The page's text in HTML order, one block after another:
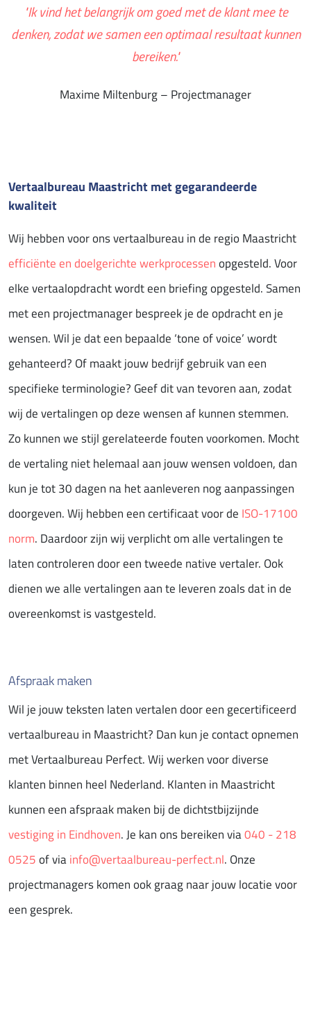
"Ik vind het belangrijk om goed met de klant mee te
denken, zodat we samen een optimaal resultaat kunnen
bereiken."
Maxime Miltenburg – Projectmanager
Vertaalbureau Maastricht met gegarandeerde
kwaliteit
Wij hebben voor ons vertaalbureau in de regio Maastricht
efficiënte en doelgerichte werkprocessenopgesteld. Voor
elke vertaalopdracht wordt een briefing opgesteld. Samen
met een projectmanager bespreek je de opdracht en je
wensen. Wil je dat een bepaalde ‘tone of voice’ wordt
gehanteerd? Of maakt jouw bedrijf gebruik van een
specifieke terminologie? Geef dit van tevoren aan, zodat
wij de vertalingen op deze wensen af kunnen stemmen.
Zo kunnen we stijl gerelateerde fouten voorkomen. Mocht
de vertaling niet helemaal aan jouw wensen voldoen, dan
kun je tot 30 dagen na het aanleveren nog aanpassingen
doorgeven. Wij hebben een certificaat voor de ISO-17100
norm. Daardoor zijn wij verplicht om alle vertalingen te
laten controleren door een tweede native vertaler. Ook
dienen we alle vertalingen aan te leveren zoals dat in de
overeenkomst is vastgesteld.
Afspraak maken
Wil je jouw teksten laten vertalen door een gecertificeerd
vertaalbureau in Maastricht? Dan kun je contact opnemen
met Vertaalbureau Perfect. Wij werken voor diverse
klanten binnen heel Nederland. Klanten in Maastricht
kunnen een afspraak maken bij de dichtstbijzijnde
vestiging in Eindhoven. Je kan ons bereiken via040 - 218
0525of viainfo@vertaalbureau-perfect.nl. Onze
projectmanagers komen ook graag naar jouw locatie voor
een gesprek.